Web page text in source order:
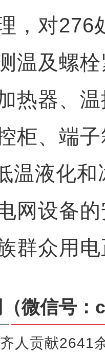
，对276
温及螺
热器、
柜、端
温液化
网设备
群众用
（微信号
人贡献2641
】新疆大叔用雪